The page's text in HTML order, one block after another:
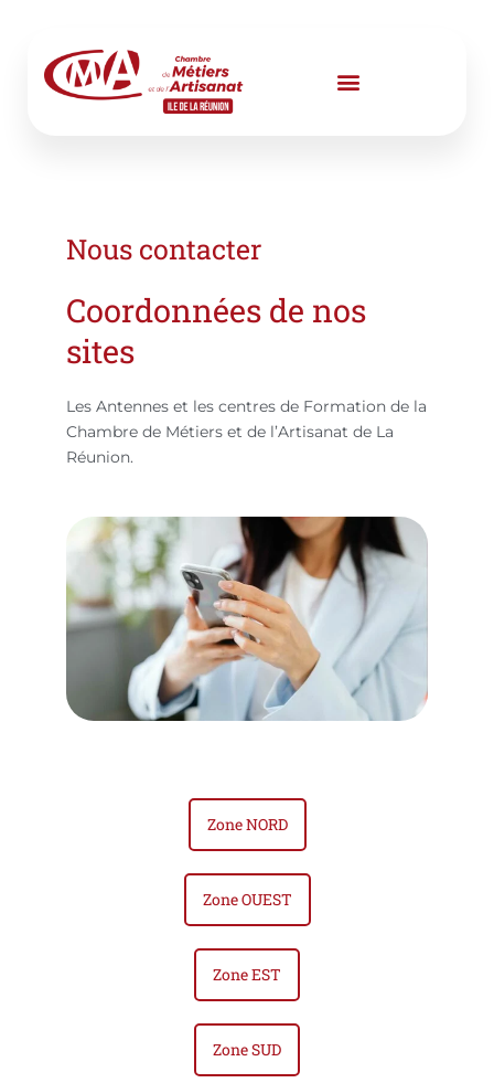
contenu
Nous contacter
Coordonnées de nos
sites
Les Antennes et les centres de Formation de la
Chambre de Métiers et de l’Artisanat de La
Réunion.
Zone NORD
Zone OUEST
Zone EST
Zone SUD